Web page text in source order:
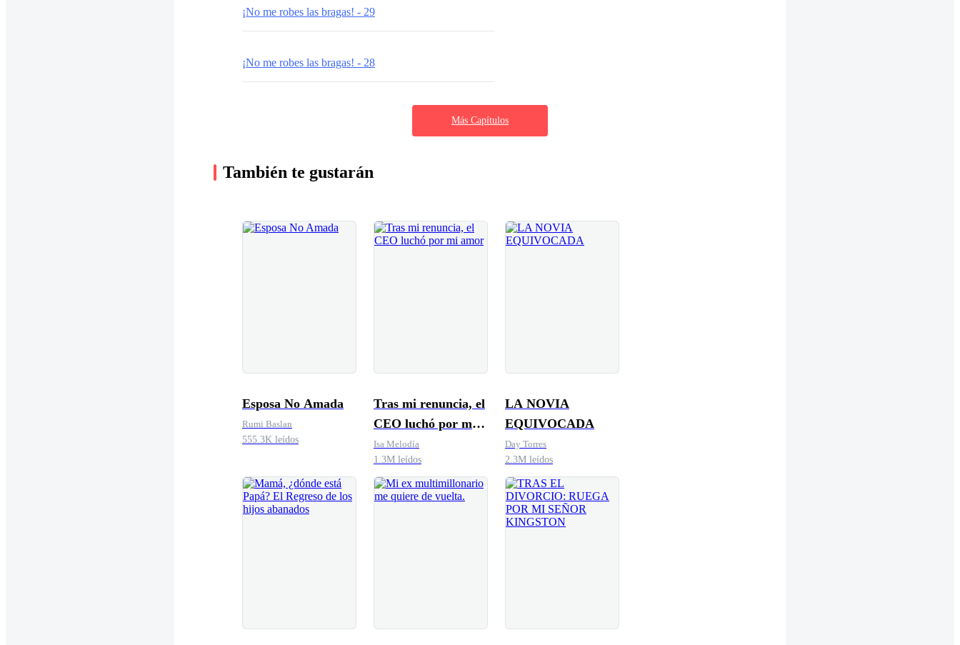
¡No me robes las bragas! - 29
¡No me robes las bragas! - 28
Más Capítulos
También te gustarán
Esposa No Amada
Rumi Baslan
555.3K leídos
Tras mi renuncia, el
CEO luchó por mi
amor
Isa Melodía
1.3M leídos
LA NOVIA
EQUIVOCADA
Day Torres
2.3M leídos